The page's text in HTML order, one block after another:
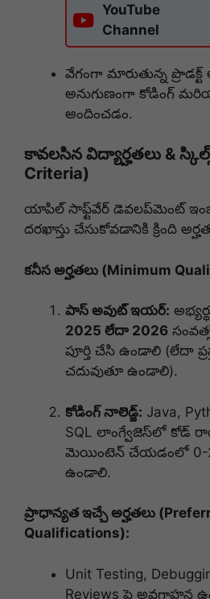
YouTube
Channel
వేగంగా మారుతున్న
అనుగుణంగా కోడింగ్
అందించడం.
కావలసిన విద్యార్హతలు &
Criteria)
యాపిల్ సాఫ్ట్‌వేర్ డెవలప్‌మెంట్
దరఖాస్తు చేసుకోవడానికి క్రింది
కనీస అర్హతలు (Minimum
పాస్ అవుట్ ఇయర్:
2025 లేదా 2026
పూర్తి చేసి ఉండాలి (లేదా
చదువుతూ ఉండాలి).
కోడింగ్ నాలెడ్జ్: Java,
SQL లాంగ్వేజెస్‌లో కోడ్
మెయింటెన్ చేయడంలో 0-2
ఉండాలి.
ప్రాధాన్యత ఇచ్చే అర్హతలు
Qualifications):
Unit Testing,
Reviews పై అవగాహన